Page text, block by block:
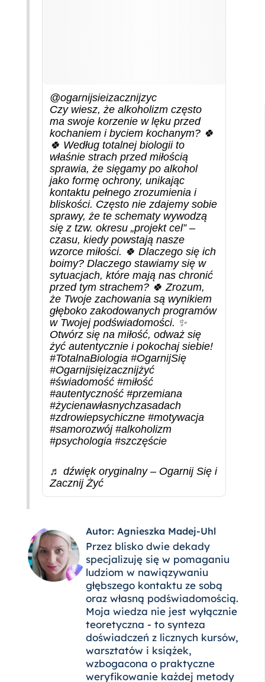
@ogarnijsieizacznijzyc
Czy wiesz, że alkoholizm często
ma swoje korzenie w lęku przed
kochaniem i byciem kochanym? 🍀
🍀 Według totalnej biologii to
właśnie strach przed miłością
sprawia, że sięgamy po alkohol
jako formę ochrony, unikając
kontaktu pełnego zrozumienia i
bliskości. Często nie zdajemy sobie
sprawy, że te schematy wywodzą
się z tzw. okresu „projekt cel” –
czasu, kiedy powstają nasze
wzorce miłości. 🍀 Dlaczego się ich
boimy? Dlaczego stawiamy się w
sytuacjach, które mają nas chronić
przed tym strachem? 🍀 Zrozum,
że Twoje zachowania są wynikiem
głęboko zakodowanych programów
w Twojej podświadomości. ✨
Otwórz się na miłość, odważ się
żyć autentycznie i pokochaj siebie!
#TotalnaBiologia #OgarnijSię
#Ogarnijsięizacznijżyć
#świadomość #miłość
#autentyczność #przemiana
#życienawłasnychzasadach
#zdrowiepsychiczne #motywacja
#samorozwój #alkoholizm
#psychologia #szczęście
♬ dźwięk oryginalny – Ogarnij Się i
Zacznij Żyć
Autor: Agnieszka Madej-Uhl
Przez blisko dwie dekady
specjalizuję się w pomaganiu
ludziom w nawiązywaniu
głębszego kontaktu ze sobą
oraz własną podświadomością.
Moja wiedza nie jest wyłącznie
teoretyczna - to synteza
doświadczeń z licznych kursów,
warsztatów i książek,
wzbogacona o praktyczne
weryfikowanie każdej metody